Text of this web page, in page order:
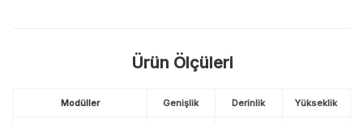
Ürün Ölçüleri
Modüller Genişlik Derinlik Yükseklik